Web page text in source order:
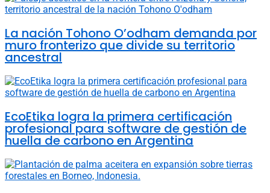
La nación Tohono O’odham demanda por
muro fronterizo que divide su territorio
ancestral
EcoEtika logra la primera certificación
profesional para software de gestión de
huella de carbono en Argentina